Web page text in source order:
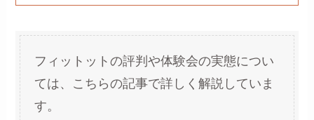
フィットットの評判や体験会の実態につい
ては、こちらの記事で詳しく解説していま
す。